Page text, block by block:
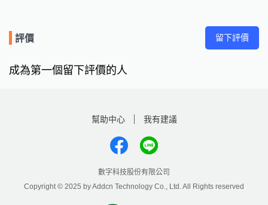
評價 留下評價
成為第一個留下評價的人
幫助中心 我有建議
數字科技股份有限公司
Copyright © 2025 by Addcn Technology Co., Ltd. All Rights reserved